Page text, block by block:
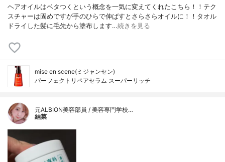
ヘアオイルはベタつくという概念を一気に変えてくれたこちら！！テク
スチャーは固めですが手のひらで伸ばすとさらさらオイルに！！タオル
ドライした髪に毛先から塗布します…続きを見る
mise en scene(ミジャンセン)
パーフェクトリペアセラム スーパーリッチ
元ALBION美容部員 / 美容専門学校…
結菜